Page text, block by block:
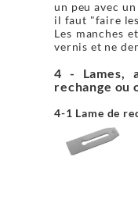
un peu avec
il faut "faire
Les manches
vernis et ne
4 - Lames,
rechange ou
4-1 Lame de